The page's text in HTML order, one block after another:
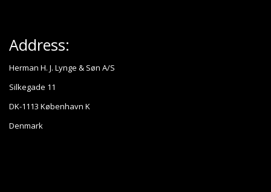
Address:
Herman H. J. Lynge & Søn A/S
Silkegade 11
DK-1113 København K
Denmark